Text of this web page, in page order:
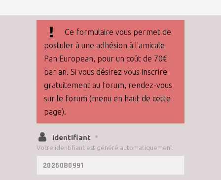
Ce formulaire vous permet de
postuler à une adhésion à l'amicale
Pan European, pour un coût de 70€
par an. Si vous désirez vous inscrire
gratuitement au forum, rendez-vous
sur le forum (menu en haut de cette
page).
Identifiant *
Votre identifiant est généré automatiquement